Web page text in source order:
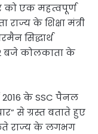
को एक महत्वपूर्ण
के शिक्षा मंत्री
सिद्धार्थ
बजे कोलकाता के
2016 के SSC पैनल
से ग्रस्त बताते हुए
राज्य के लगभग